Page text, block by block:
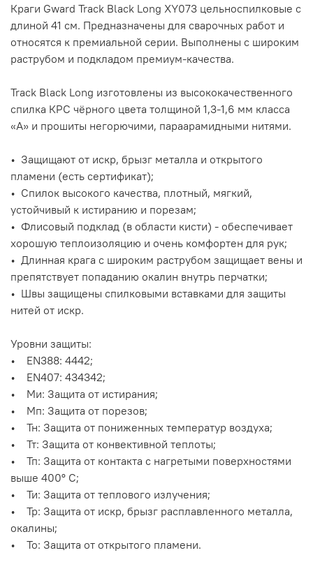
Краги Gward Track Black Long XY073 цельноспилковые с
длиной 41 см. Предназначены для сварочных работ и
относятся к премиальной серии. Выполнены с широким
раструбом и подкладом премиум-качества.
Track Black Long изготовлены из высококачественного
спилка КРС чёрного цвета толщиной 1,3-1,6 мм класса
«А» и прошиты негорючими, параарамидными нитями.
• Защищают от искр, брызг металла и открытого
пламени (есть сертификат);
• Спилок высокого качества, плотный, мягкий,
устойчивый к истиранию и порезам;
• Флисовый подклад (в области кисти) - обеспечивает
хорошую теплоизоляцию и очень комфортен для рук;
• Длинная крага с широким раструбом защищает вены и
препятствует попаданию окалин внутрь перчатки;
• Швы защищены спилковыми вставками для защиты
нитей от искр.
Уровни защиты:
• EN388: 4442;
• EN407: 434342;
• Ми: Защита от истирания;
• Мп: Защита от порезов;
• Тн: Защита от пониженных температур воздуха;
• Тт: Защита от конвективной теплоты;
• Тп: Защита от контакта с нагретыми поверхностями
выше 400º С;
• Ти: Защита от теплового излучения;
• Тр: Защита от искр, брызг расплавленного металла,
окалины;
• То: Защита от открытого пламени.